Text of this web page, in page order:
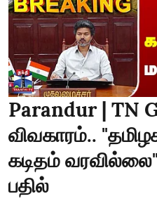
Parandur | TN
விவகாரம்..
கடிதம்
பதில்